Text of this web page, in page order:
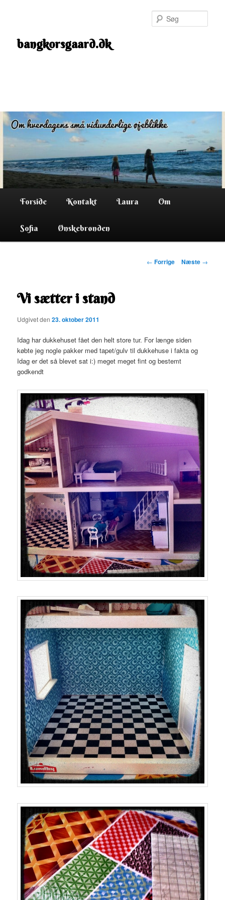
indholdbangkorsgaard.dk
Forside Kontakt Laura Om
Sofia Ønskebrønden
Indlægsnavigation
← Forrige Næste →
Vi sætter i stand
Udgivet den23. oktober 2011
Idag har dukkehuset fået den helt store tur. For længe siden
købte jeg nogle pakker med tapet/gulv til dukkehuse i fakta og
Idag er det så blevet sat i:) meget meget fint og bestemt
godkendt